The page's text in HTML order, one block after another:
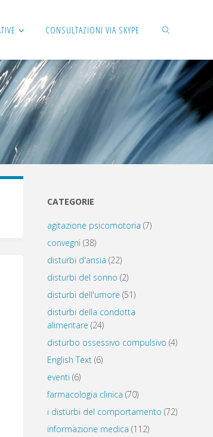
CONSULTAZIONI VIA SKYPE
CERCA
CATEGORIE
agitazione psicomotoria (7)
convegni (38)
disturbi d'ansia (22)
disturbi del sonno (2)
disturbi dell'umore (51)
disturbi della condotta
alimentare (24)
disturbo ossessivo compulsivo (4)
English Text (6)
eventi (6)
farmacologia clinica (70)
i disturbi del comportamento (72)
informazione medica (112)